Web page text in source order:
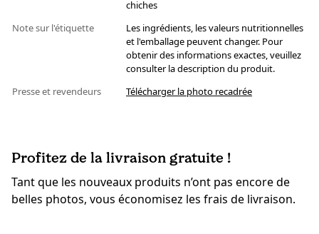
chiches
Note sur l'étiquette
Les ingrédients, les valeurs nutritionnelles
et l'emballage peuvent changer. Pour
obtenir des informations exactes, veuillez
consulter la description du produit.
Presse et revendeurs
Télécharger la photo recadrée
Profitez de la livraison gratuite !
Tant que les nouveaux produits n’ont pas encore de
belles photos, vous économisez les frais de livraison.